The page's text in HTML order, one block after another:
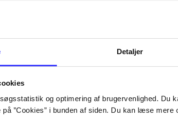
Detaljer
og optimering af brugervenlighed.
”Cookies” i bunden af siden. Du kan læse mere